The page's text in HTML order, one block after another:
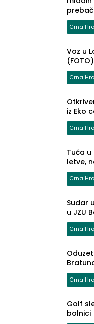
Crna
Voz u
(FOTO)
Crna
iz Eko
Crna
Tuča
letve,
Crna
Sudar
u JZU
Crna
Crna
Golf
bolnici